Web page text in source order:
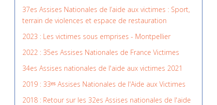
37es Assises Nationales de l’aide aux victimes : Sport,
terrain de violences et espace de restauration
2023 : Les victimes sous emprises - Montpellier
2022 : 35es Assises Nationales de France Victimes
34es Assises nationales de l'aide aux victimes 2021
2019 : 33ᵉˢ Assises Nationales de l'Aide aux Victimes
2018 : Retour sur les 32es Assises nationales de l'aide